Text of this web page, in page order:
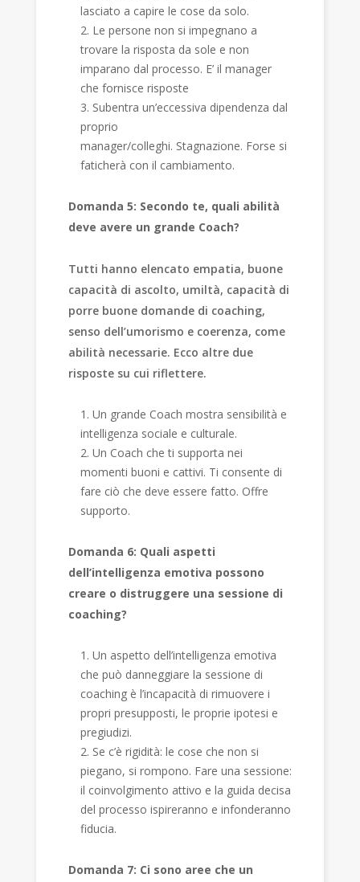
lasciato a capire le cose da solo.
Le persone non si impegnano a
trovare la risposta da sole e non
imparano dal processo. E’ il manager
che fornisce risposte
Subentra un’eccessiva dipendenza dal
proprio
manager/colleghi. Stagnazione. Forse si
faticherà con il cambiamento.
Domanda 5: Secondo te, quali abilità
deve avere un grande Coach?
Tutti hanno elencato empatia, buone
capacità di ascolto, umiltà, capacità di
porre buone domande di coaching,
senso dell’umorismo e coerenza, come
abilità necessarie. Ecco altre due
risposte su cui riflettere.
Un grande Coach mostra sensibilità e
intelligenza sociale e culturale.
Un Coach che ti supporta nei
momenti buoni e cattivi. Ti consente di
fare ciò che deve essere fatto. Offre
supporto.
Domanda 6: Quali aspetti
dell’intelligenza emotiva possono
creare o distruggere una sessione di
coaching?
Un aspetto dell’intelligenza emotiva
che può danneggiare la sessione di
coaching è l’incapacità di rimuovere i
propri presupposti, le proprie ipotesi e
pregiudizi.
Se c’è rigidità: le cose che non si
piegano, si rompono. Fare una sessione:
il coinvolgimento attivo e la guida decisa
del processo ispireranno e infonderanno
fiducia.
Domanda 7: Ci sono aree che un